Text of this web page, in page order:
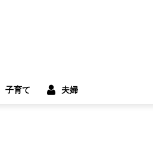
子育て 夫婦